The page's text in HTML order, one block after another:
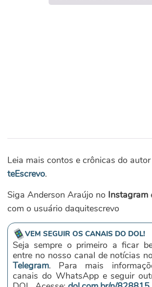
Leia mais contos e crônicas do
teEscrevo.
Siga Anderson Araújo no Instagram
com o usuário daquitescrevo
VEM SEGUIR OS CANAIS DO DOL!
Seja sempre o primeiro a ficar
entre no nosso canal de notícias
Telegram. Para mais
canais do WhatsApp e seguir